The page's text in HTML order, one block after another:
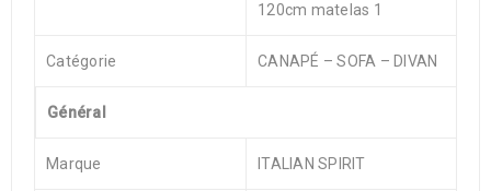
120cm matelas 1
Catégorie CANAPÉ – SOFA – DIVAN
Général
Marque ITALIAN SPIRIT